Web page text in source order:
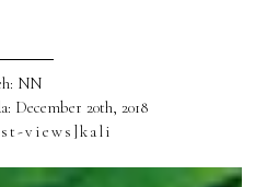
NN
December 20th, 2018
views]kali